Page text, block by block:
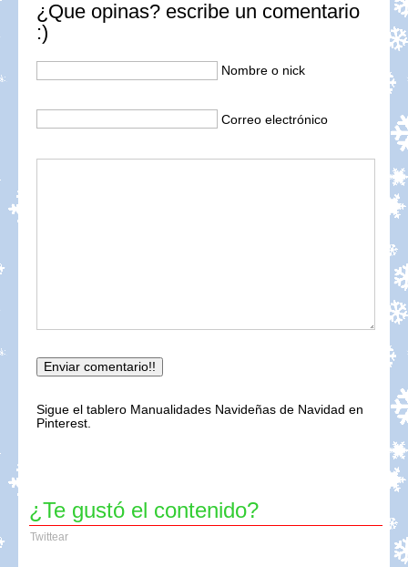
¿Que opinas? escribe un comentario
:)
Nombre o nick
Correo electrónico
Sigue el tablero Manualidades Navideñas de Navidad en
Pinterest.
¿Te gustó el contenido?
Twittear